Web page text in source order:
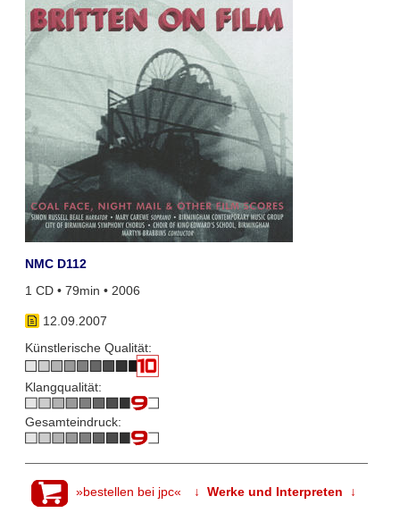
NMC D112
1 CD • 79min • 2006
12.09.2007
Künstlerische Qualität:
Klangqualität:
Gesamteindruck:
»bestellen bei jpc« ↓ Werke und Interpreten ↓